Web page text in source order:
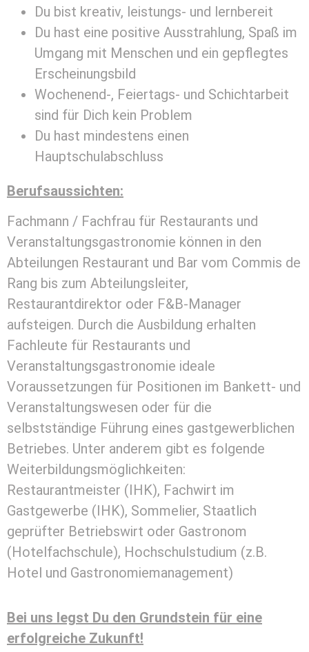
Du bist kreativ, leistungs- und lernbereit
Du hast eine positive Ausstrahlung, Spaß im
Umgang mit Menschen und ein gepflegtes
Erscheinungsbild
Wochenend-, Feiertags- und Schichtarbeit
sind für Dich kein Problem
Du hast mindestens einen
Hauptschulabschluss
Berufsaussichten:
Fachmann / Fachfrau für Restaurants und
Veranstaltungsgastronomie können in den
Abteilungen Restaurant und Bar vom Commis de
Rang bis zum Abteilungsleiter,
Restaurantdirektor oder F&B-Manager
aufsteigen. Durch die Ausbildung erhalten
Fachleute für Restaurants und
Veranstaltungsgastronomie ideale
Voraussetzungen für Positionen im Bankett- und
Veranstaltungswesen oder für die
selbstständige Führung eines gastgewerblichen
Betriebes. Unter anderem gibt es folgende
Weiterbildungsmöglichkeiten:
Restaurantmeister (IHK), Fachwirt im
Gastgewerbe (IHK), Sommelier, Staatlich
geprüfter Betriebswirt oder Gastronom
(Hotelfachschule), Hochschulstudium (z.B.
Hotel und Gastronomiemanagement)
Bei uns legst Du den Grundstein für eine
erfolgreiche Zukunft!